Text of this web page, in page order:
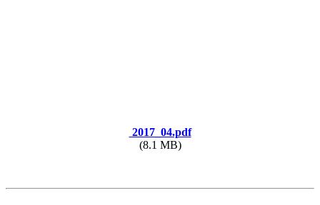
2017_04.pdf
(8.1 MB)